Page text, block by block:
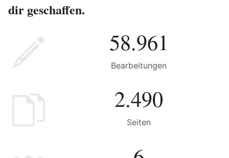
dir geschaffen.
58.961
Bearbeitungen
2.490
Seiten